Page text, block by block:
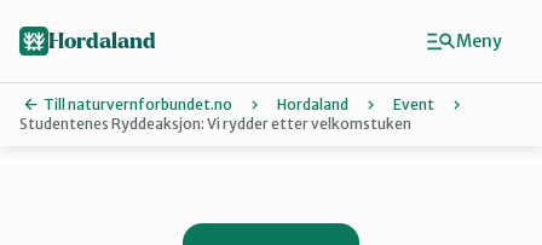
Hordaland
Till naturvernforbundet.no Hordaland
Event
Studentenes Ryddeaksjon: Vi rydder etter velkomstuken